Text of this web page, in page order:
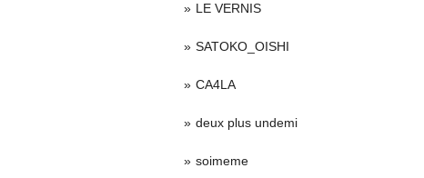
LE VERNIS
SATOKO_OISHI
CA4LA
deux plus undemi
soimeme